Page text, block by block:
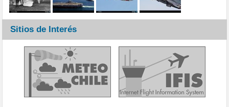
Sitios de Interés